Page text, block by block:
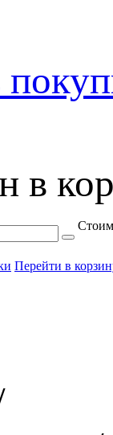
в
Перейти в